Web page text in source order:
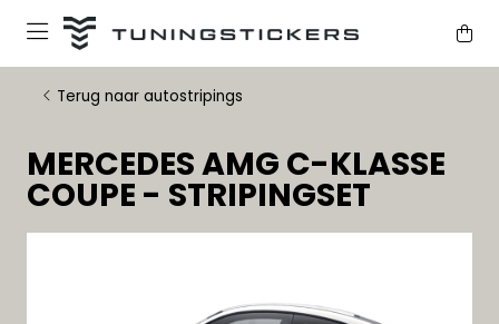
Terug naar autostripings
MERCEDES AMG C-KLASSE
COUPE - STRIPINGSET